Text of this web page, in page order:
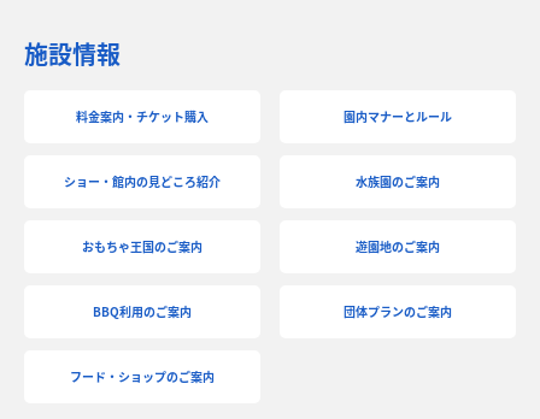
施設情報
料金案内・チケット購入 園内マナーとルール
ショー・館内の見どころ紹介 水族園のご案内
おもちゃ王国のご案内 遊園地のご案内
BBQ利用のご案内 団体プランのご案内
フード・ショップのご案内